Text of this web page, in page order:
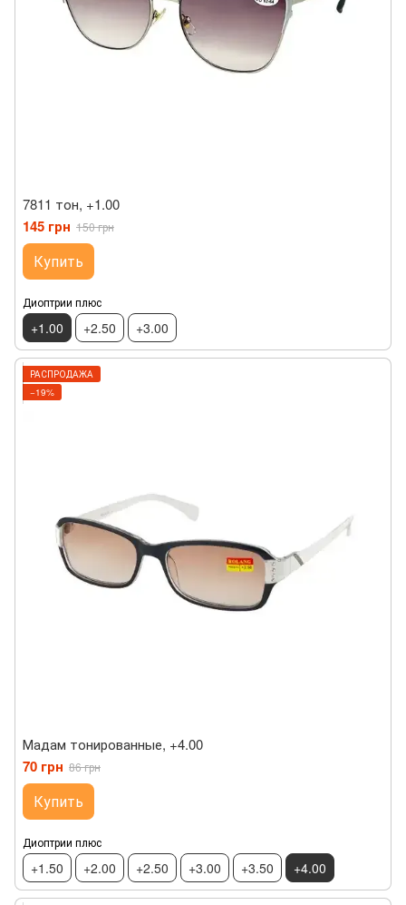
7811 тон, +1.00
145 грн 150 грн
Купить
Диоптрии плюс
+1.00 +2.50 +3.00
РАСПРОДАЖА
−19%
Мадам тонированные, +4.00
70 грн 86 грн
Купить
Диоптрии плюс
+1.50 +2.00 +2.50 +3.00 +3.50 +4.00